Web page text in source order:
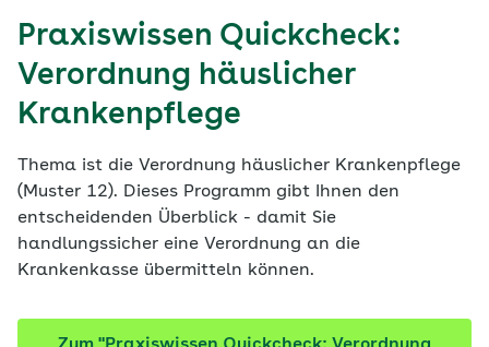
Praxiswissen Quickcheck:
Verordnung häuslicher
Krankenpflege
Thema ist die Verordnung häuslicher Krankenpflege
(Muster 12). Dieses Programm gibt Ihnen den
entscheidenden Überblick - damit Sie
handlungssicher eine Verordnung an die
Krankenkasse übermitteln können.